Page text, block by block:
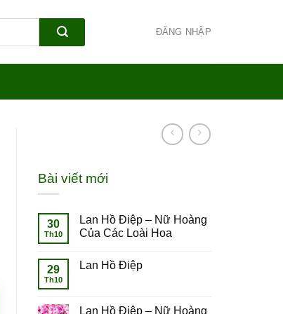
ĐĂNG NHẬP
Bài viết mới
30
Th10
Lan Hồ Điệp – Nữ Hoàng
Của Các Loài Hoa
29
Th10
Lan Hồ Điệp
Lan Hồ Điệp – Nữ Hoàng